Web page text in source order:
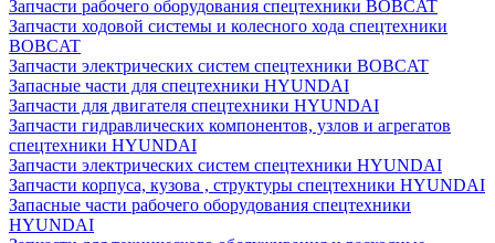
Запчасти рабочего оборудования спецтехники BOBCAT
Запчасти ходовой системы и колесного хода спецтехники
BOBCAT
Запчасти электрических систем спецтехники BOBCAT
Запасные части для спецтехники HYUNDAI
Запчасти для двигателя спецтехники HYUNDAI
Запчасти гидравлических компонентов, узлов и агрегатов
спецтехники HYUNDAI
Запчасти электрических систем спецтехники HYUNDAI
Запчасти корпуса, кузова , структуры спецтехники HYUNDAI
Запасные части рабочего оборудования спецтехники
HYUNDAI